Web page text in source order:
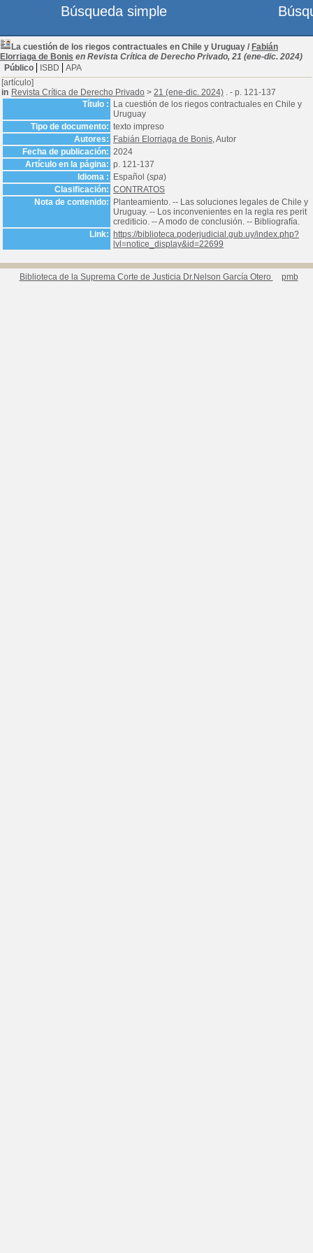
La cuestión de los riegos contractuales en Chile y Uruguay / Fabián
Elorriaga de Bonis en Revista Crítica de Derecho Privado, 21 (ene-dic. 2024)
Público
ISBD
APA
[artículo]
in Revista Crítica de Derecho Privado > 21 (ene-dic. 2024) . - p. 121-137
Título :
La cuestión de los riegos contractuales en Chile y
Uruguay
Tipo de documento: texto impreso
Autores:
Fabián Elorriaga de Bonis, Autor
Fecha de publicación: 2024
Artículo en la página: p. 121-137
Idioma :
Español (spa)
Clasificación: CONTRATOS
Nota de contenido:
Planteamiento. -- Las soluciones legales de Chile y
Uruguay. -- Los inconvenientes en la regla res perit
crediticio. -- A modo de conclusión. -- Bibliografía.
Link:
https://biblioteca.poderjudicial.gub.uy/index.php?
lvl=notice_display&id=22699
Biblioteca de la Suprema Corte de Justicia Dr.Nelson García Otero pmb
Búsqueda simple